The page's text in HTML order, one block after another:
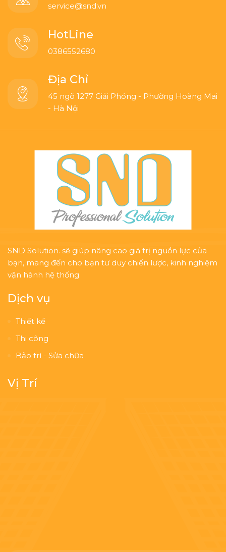
service@snd.vn
HotLine
0386552680
Địa Chỉ
45 ngõ 1277 Giải Phóng - Phường Hoàng Mai
- Hà Nội
SND Solution. sẽ giúp nâng cao giá trị nguồn lực của
bạn, mang đến cho bạn tư duy chiến lược, kinh nghiệm
vận hành hệ thống
Dịch vụ
Thiết kế
Thi công
Bảo trì - Sửa chữa
Vị Trí